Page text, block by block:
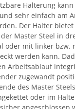
Halterung kann
sehr einfach am
Der Halter bietet
Master Steel in
oder mit linker bzw.
werden kann.
Arbeitsablauf
zugewandt
des Master
oder im